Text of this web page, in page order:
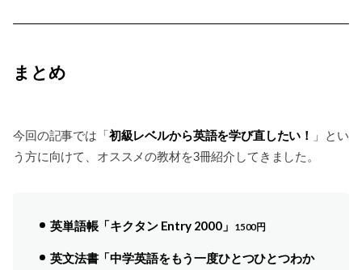
まとめ
今回の記事では「初級レベルから英語を学び直したい！
」とい
う方に向けて、オススメの教材を3冊紹介してきました。
英単語帳「キクタン Entry 2000」 1500円
英文法書「中学英語をもう一度ひとつひとつわか